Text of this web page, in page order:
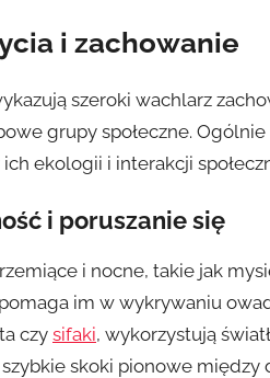
i zachowanie
szeroki wachlarz
grupy społeczne.
ekologii i interakcji
i poruszanie się
i nocne, takie jak
im w wykrywaniu
czysifaki, wykorzystują
skoki pionowe między